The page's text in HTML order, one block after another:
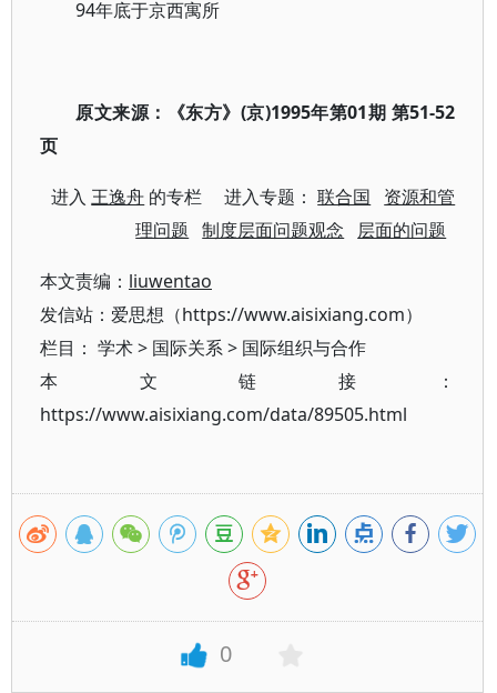
94年底于京西寓所
原文来源：
《东方》(京)1995年第01期 第51-52
页
进入王逸舟 的专栏 进入专题：联合国
资源和管
理问题
制度层面问题观念 层面的问题
本文责编： liuwentao
发信站：爱思想（https://www.aisixiang.com）
栏目： 学术> 国际关系> 国际组织与合作
本文链接：
https://www.aisixiang.com/data/89505.html
0